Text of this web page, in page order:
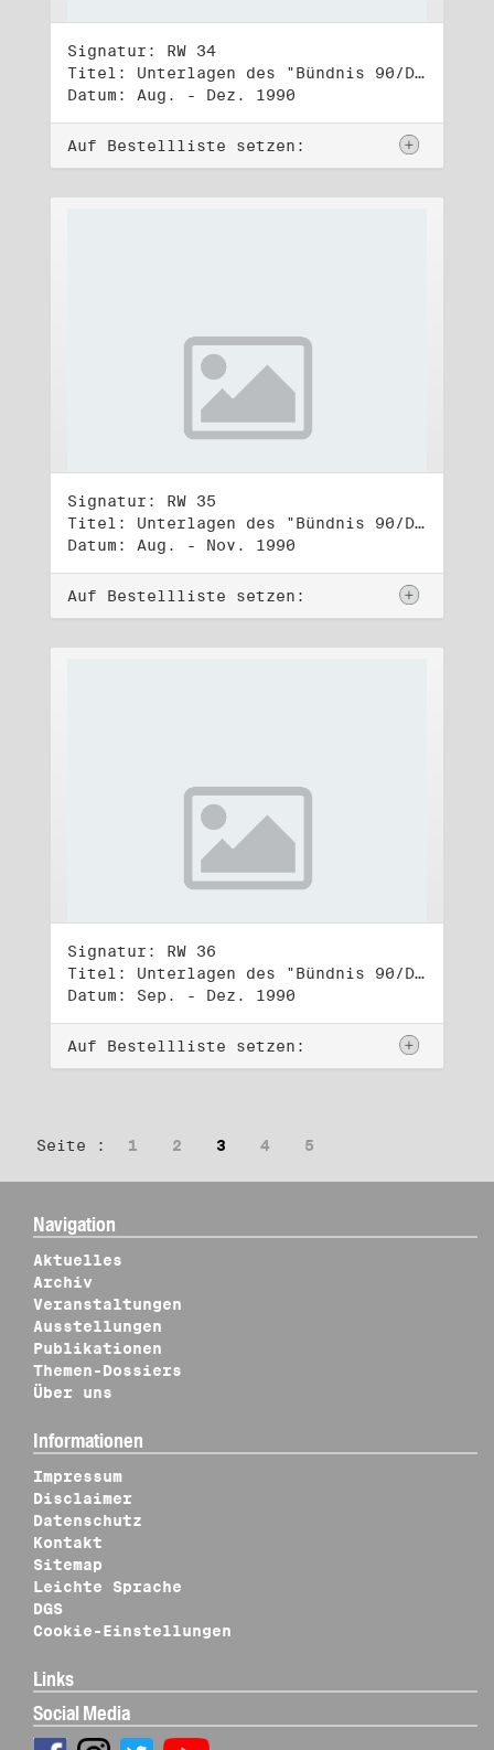
Signatur: RW 34
Titel: Unterlagen des "Bündnis 90/Die Grünen - BürgerInnenbewegung", Wahlbündnis zur Bundestagswahl am 2.12.1990 (2)
Datum: Aug. - Dez. 1990
Auf Bestellliste setzen:
Signatur: RW 35
Titel: Unterlagen des "Bündnis 90/Die Grünen - BürgerInnenbewegung", Wahlbündnis zur Bundestagswahl am 2.12.1990 (3)
Datum: Aug. - Nov. 1990
Auf Bestellliste setzen:
Signatur: RW 36
Titel: Unterlagen des "Bündnis 90/Die Grünen - BürgerInnenbewegung", Wahlbündnis zur Bundestagswahl am 2.12.1990 (4)
Datum: Sep. - Dez. 1990
Auf Bestellliste setzen:
Seite : 1 2 3 4 5
Navigation
Aktuelles
Archiv
Veranstaltungen
Ausstellungen
Publikationen
Themen-Dossiers
Über uns
Informationen
Impressum
Disclaimer
Datenschutz
Kontakt
Sitemap
Leichte Sprache
DGS
Cookie-Einstellungen
Links
Social Media